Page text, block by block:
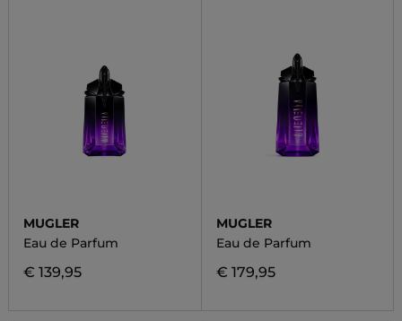
MUGLER
Eau de Parfum
€ 139,95
MUGLER
Eau de Parfum
€ 179,95